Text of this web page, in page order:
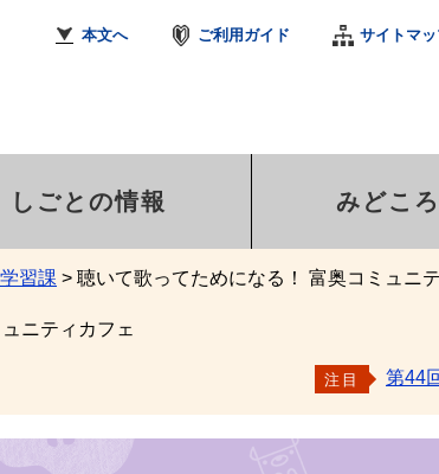
本文へ ご利用ガイド サイトマ
しごとの情報 みどこ
習課 > 聴いて歌ってためになる！ 富奥コミュニ
ニティカフェ
注目 第44